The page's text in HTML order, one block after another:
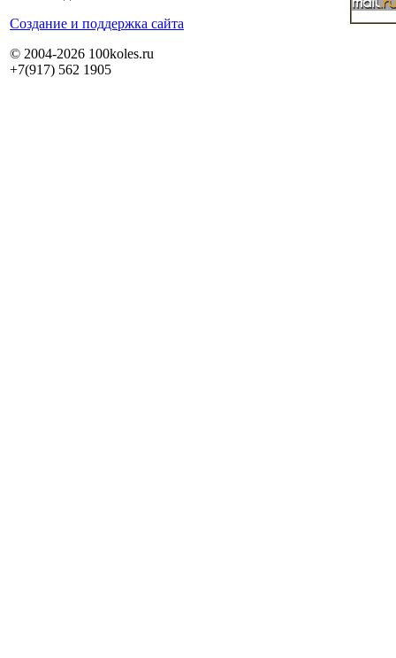
Cоздание и поддержка сайта
© 2004-2026 100koles.ru
+7(917) 562 1905